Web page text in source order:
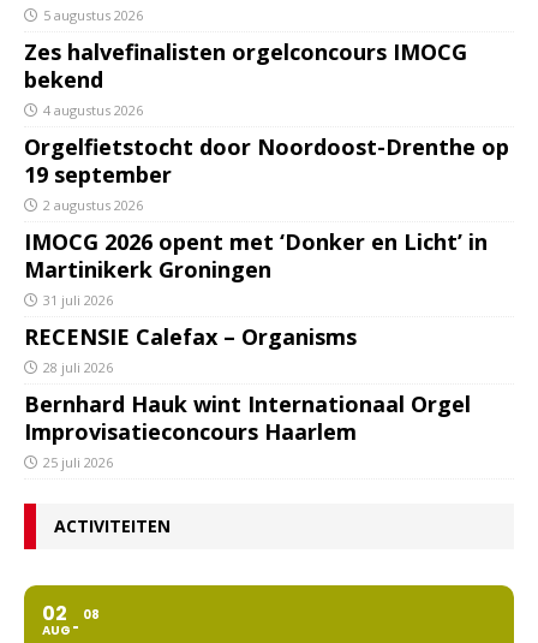
5 augustus 2026
Zes halvefinalisten orgelconcours IMOCG
bekend
4 augustus 2026
Orgelfietstocht door Noordoost-Drenthe op
19 september
2 augustus 2026
IMOCG 2026 opent met ‘Donker en Licht’ in
Martinikerk Groningen
31 juli 2026
RECENSIE Calefax – Organisms
28 juli 2026
Bernhard Hauk wint Internationaal Orgel
Improvisatieconcours Haarlem
25 juli 2026
ACTIVITEITEN
02
AUG
08